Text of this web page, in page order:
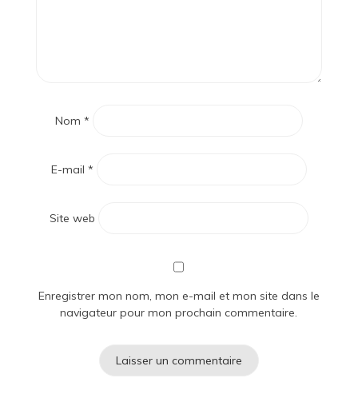
Nom *
E-mail *
Site web
Enregistrer mon nom, mon e-mail et mon site dans le
navigateur pour mon prochain commentaire.